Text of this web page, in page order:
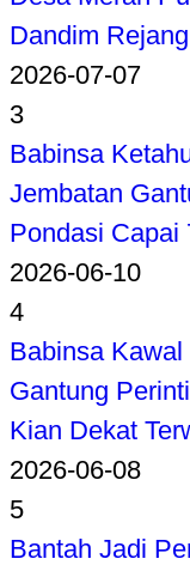
Dandim
2026-07-07
3
Babinsa
Jembatan
Pondasi Capai
2026-06-10
4
Babinsa
Gantung
Kian Dekat
2026-06-08
5
Bantah Jadi